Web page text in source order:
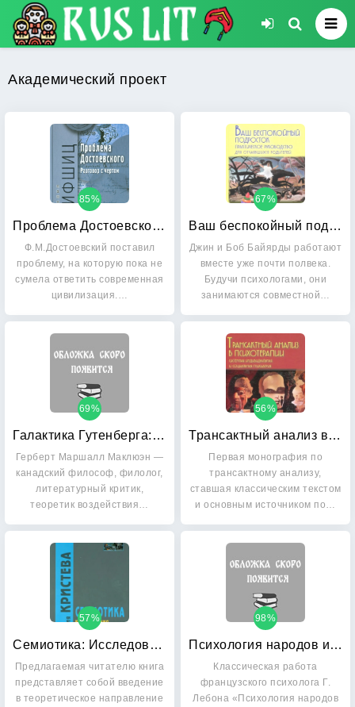
Академический проект
Проблема Достоевского: Разговор с чертом
85%
Ф.М.Достоевский поставил
проблему, на которую пока не
сумела ответить современная
цивилизация.…
Ваш беспокойный подросток
67%
Джин и Боб Байярды работают
вместе уже почти полвека.
Будучи психологами, они
занимаются совместной…
Галактика Гутенберга: Становление человека печатающего
69%
Герберт Маршалл Маклюэн —
канадский философ, филолог,
литературный критик,
теоретик воздействия…
Трансактный анализ в психотерапии: Системная индивидуальная и социальная психиатрия
56%
Первая монография по
трансактному анализу,
ставшая классическим текстом
и основным источником по…
Семиотика: Исследования по семианализу
57%
Предлагаемая читателю книга
представляет собой введение
в теоретическое направление
Психология народов и масс
98%
Классическая работа
французского психолога Г.
Лебона «Психология народов